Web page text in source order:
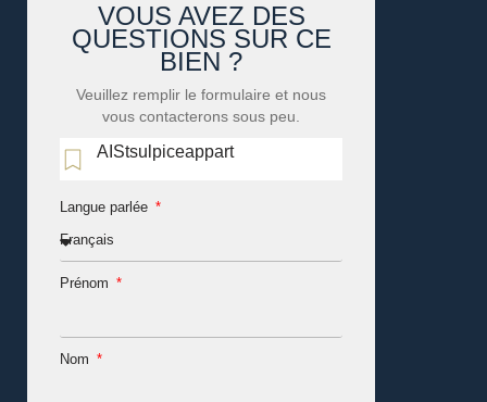
VOUS AVEZ DES
QUESTIONS SUR CE
BIEN ?
Veuillez remplir le formulaire et nous
vous contacterons sous peu.
AIStsulpiceappart
Langue parlée
Prénom
Nom